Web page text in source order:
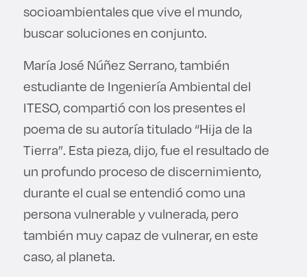
socioambientales que vive el mundo,
buscar soluciones en conjunto.
María José Núñez Serrano, también
estudiante de Ingeniería Ambiental del
ITESO, compartió con los presentes el
poema de su autoría titulado “Hija de la
Tierra”. Esta pieza, dijo, fue el resultado de
un profundo proceso de discernimiento,
durante el cual se entendió como una
persona vulnerable y vulnerada, pero
también muy capaz de vulnerar, en este
caso, al planeta.